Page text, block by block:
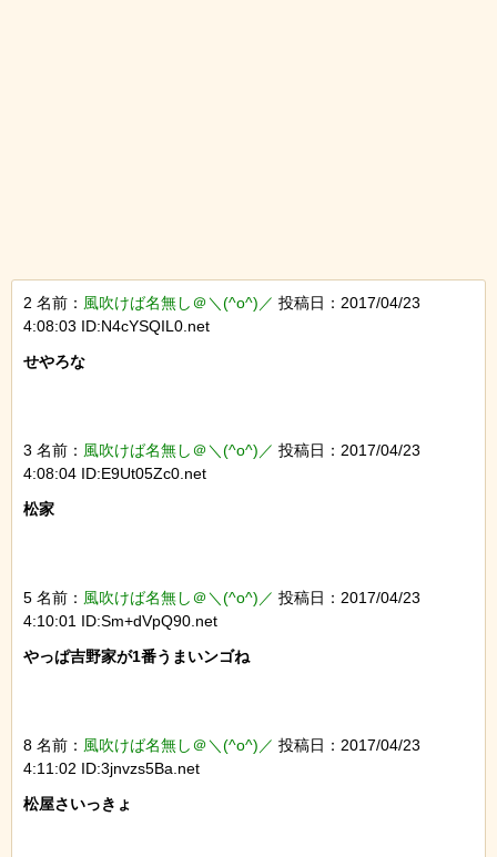
2 名前： 風吹けば名無し＠＼(^o^)／ 投稿日：2017/04/23
4:08:03 ID:N4cYSQIL0.net
せやろな
3 名前： 風吹けば名無し＠＼(^o^)／ 投稿日：2017/04/23
4:08:04 ID:E9Ut05Zc0.net
松家
5 名前： 風吹けば名無し＠＼(^o^)／ 投稿日：2017/04/23
4:10:01 ID:Sm+dVpQ90.net
やっぱ吉野家が1番うまいンゴね
8 名前： 風吹けば名無し＠＼(^o^)／ 投稿日：2017/04/23
4:11:02 ID:3jnvzs5Ba.net
松屋さいっきょ